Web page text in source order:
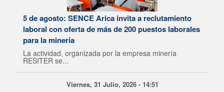
5 de agosto: SENCE Arica invita a reclutamiento
laboral con oferta de más de 200 puestos laborales
para la minería
La actividad, organizada por la empresa minería
RESITER se...
Viernes, 31 Julio, 2026 - 14:51